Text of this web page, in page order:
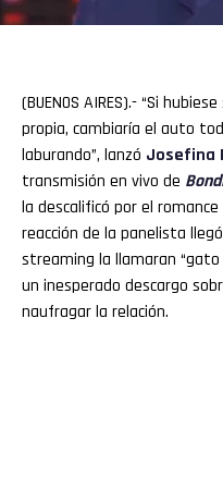
(BUENOS AIRES).- “Si
propia, cambiaría el auto
laburando”, lanzó Josefina
transmisión en vivo de
la descalificó por el
reacción de la panelista
streaming la llamaran “gato
un inesperado descargo
naufragar la relación.